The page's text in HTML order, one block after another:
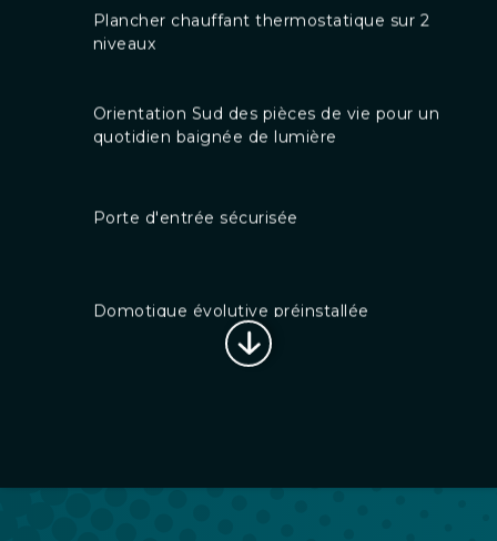
Orientation Sud des pièces de vie pour un
Porte d'entrée sécurisée
Emplacement idéal entre ville et nature